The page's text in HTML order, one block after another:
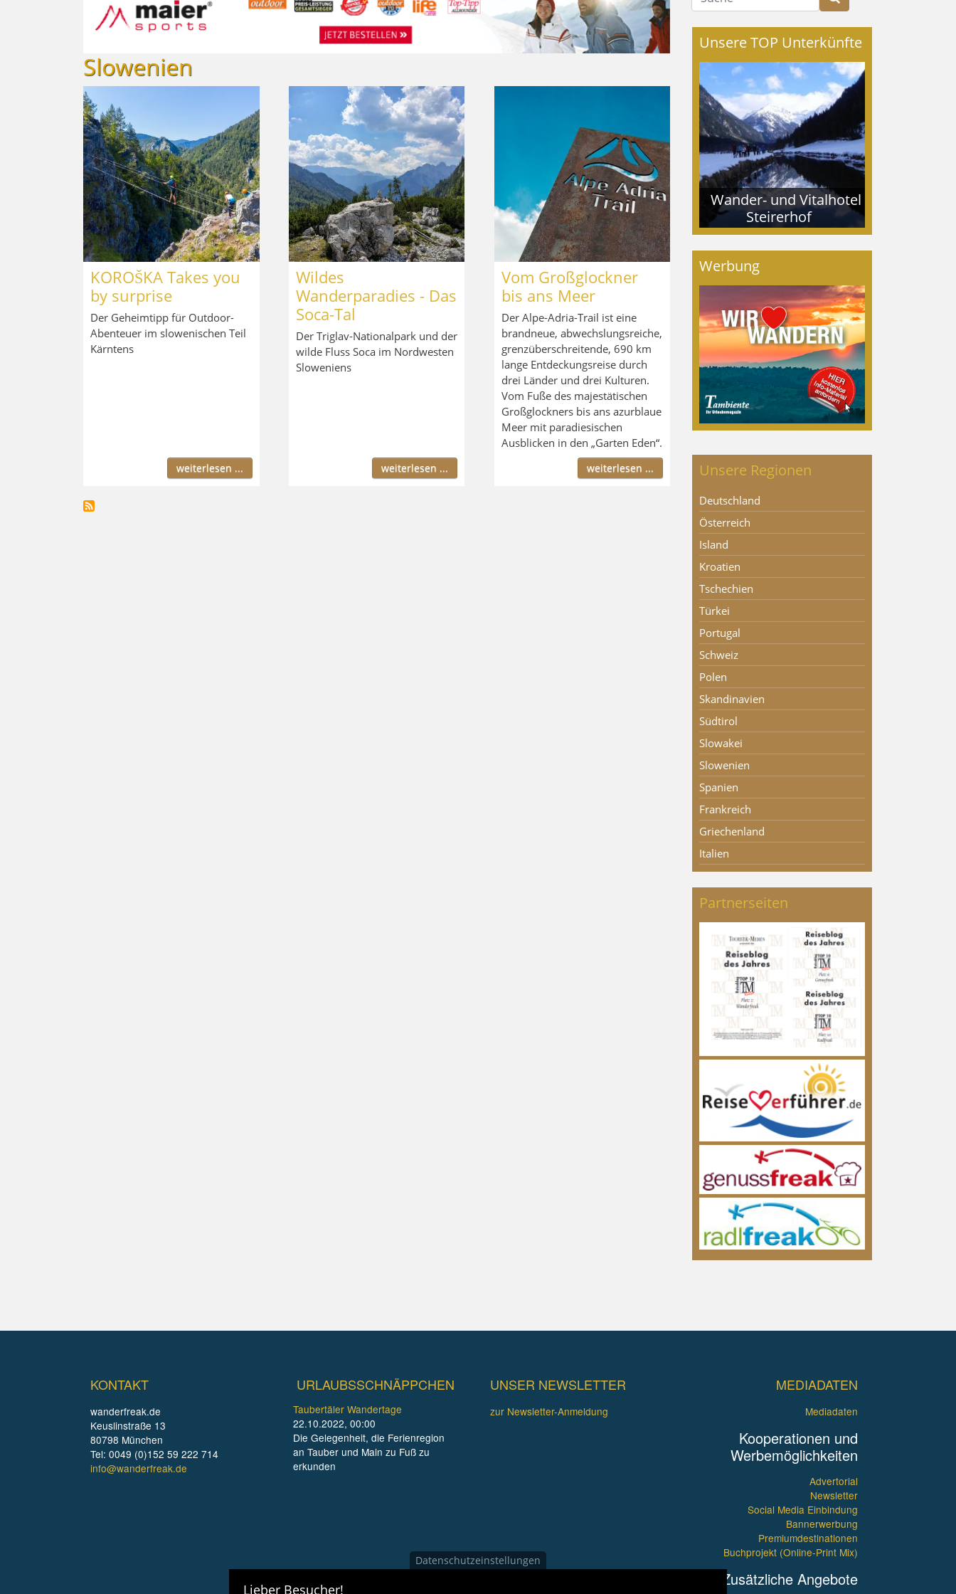
Slowenien
KOROŠKA Takes you
by surprise
Der Geheimtipp für Outdoor-
Abenteuer im slowenischen Teil
Kärntens
weiterlesen ...
Wildes
Wanderparadies - Das
Soca-Tal
Der Triglav-Nationalpark und der
wilde Fluss Soca im Nordwesten
Sloweniens
weiterlesen ...
Vom Großglockner
bis ans Meer
Der Alpe-Adria-Trail ist eine
brandneue, abwechslungsreiche,
grenzüberschreitende, 690 km
lange Entdeckungsreise durch
drei Länder und drei Kulturen.
Vom Fuße des majestätischen
Großglockners bis ans azurblaue
Meer mit paradiesischen
Ausblicken in den „Garten Eden“.
weiterlesen ...
Unsere TOP Unterkünfte
Wander- und Vitalhotel
Steirerhof
Werbung
Unsere Regionen
Deutschland
Österreich
Island
Kroatien
Tschechien
Türkei
Portugal
Schweiz
Polen
Skandinavien
Südtirol
Slowakei
Slowenien
Spanien
Frankreich
Griechenland
Italien
Partnerseiten
KONTAKT
wanderfreak.de
Keuslinstraße 13
80798 München
Tel: 0049 (0)152 59 222 714
info@wanderfreak.de
URLAUBSSCHNÄPPCHEN
Taubertäler Wandertage
22.10.2022, 00:00
Die Gelegenheit, die Ferienregion
an Tauber und Main zu Fuß zu
erkunden
UNSER NEWSLETTER
zur Newsletter-Anmeldung
MEDIADATEN
Mediadaten
Kooperationen und
Werbemöglichkeiten
Advertorial
Newsletter
Social Media Einbindung
Bannerwerbung
Premiumdestinationen
Buchprojekt (Online-Print Mix)
Zusätzliche Angebote
Datenschutzeinstellungen
Lieber Besucher!